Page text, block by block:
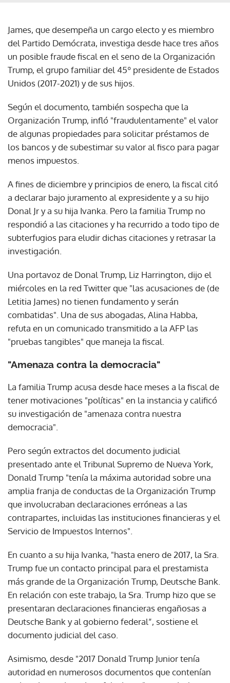
James, que desempeña un cargo electo y es miembro
del Partido Demócrata, investiga desde hace tres años
un posible fraude fiscal en el seno de la Organización
Trump, el grupo familiar del 45º presidente de Estados
Unidos (2017-2021) y de sus hijos.
Según el documento, también sospecha que la
Organización Trump, infló "fraudulentamente" el valor
de algunas propiedades para solicitar préstamos de
los bancos y de subestimar su valor al fisco para pagar
menos impuestos.
A fines de diciembre y principios de enero, la fiscal citó
a declarar bajo juramento al expresidente y a su hijo
Donal Jr y a su hija Ivanka. Pero la familia Trump no
respondió a las citaciones y ha recurrido a todo tipo de
subterfugios para eludir dichas citaciones y retrasar la
investigación.
Una portavoz de Donal Trump, Liz Harrington, dijo el
miércoles en la red Twitter que "las acusaciones de (de
Letitia James) no tienen fundamento y serán
combatidas". Una de sus abogadas, Alina Habba,
refuta en un comunicado transmitido a la AFP las
"pruebas tangibles" que maneja la fiscal.
"Amenaza contra la democracia"
La familia Trump acusa desde hace meses a la fiscal de
tener motivaciones "políticas" en la instancia y calificó
su investigación de "amenaza contra nuestra
democracia".
Pero según extractos del documento judicial
presentado ante el Tribunal Supremo de Nueva York,
Donald Trump "tenía la máxima autoridad sobre una
amplia franja de conductas de la Organización Trump
que involucraban declaraciones erróneas a las
contrapartes, incluidas las instituciones financieras y el
Servicio de Impuestos Internos".
En cuanto a su hija Ivanka, "hasta enero de 2017, la Sra.
Trump fue un contacto principal para el prestamista
más grande de la Organización Trump, Deutsche Bank.
En relación con este trabajo, la Sra. Trump hizo que se
presentaran declaraciones financieras engañosas a
Deutsche Bank y al gobierno federal”, sostiene el
documento judicial del caso.
Asimismo, desde "2017 Donald Trump Junior tenía
autoridad en numerosos documentos que contenían